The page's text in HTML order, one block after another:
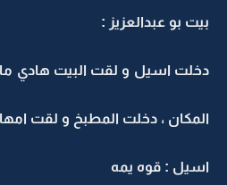
بيت بو عبدالعزيز :
دخلت اسيل و لقت البيت هادي
المكان ، دخلت المطبخ و لقت امها
اسيل : قوه يمه